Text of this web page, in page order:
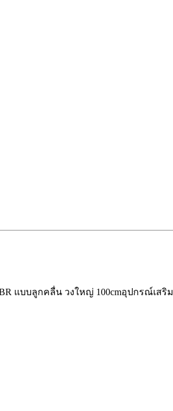
แบบลูกคลื่น วงใหญ่ 100cmอุปกรณ์เสริม